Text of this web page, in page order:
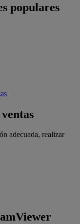
populares
adecuada, realizar